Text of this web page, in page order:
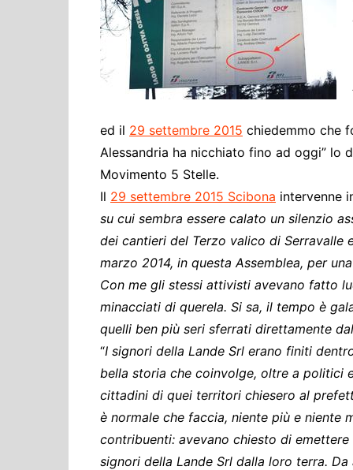
Cultura ed
Difesa
Eventi
Finanze e tesoro
Lavori pubblici e
Lavoro
Rifiuti
ed il 29 settembre 2015 chiedemmo che
Alessandria ha nicchiato fino ad oggi” lo
Movimento 5 Stelle.
Il 29 settembre 2015 Scibona intervenne
su cui sembra essere calato un silenzio
dei cantieri del Terzo valico di Serravalle
marzo 2014, in questa Assemblea, per
Con me gli stessi attivisti avevano fatto
minacciati di querela. Si sa, il tempo è
quelli ben più seri sferrati direttamente
“I signori della Lande Srl erano finiti
bella storia che coinvolge, oltre a politici
cittadini di quei territori chiesero al
è normale che faccia, niente più e
contribuenti: avevano chiesto di
signori della Lande Srl dalla loro terra.